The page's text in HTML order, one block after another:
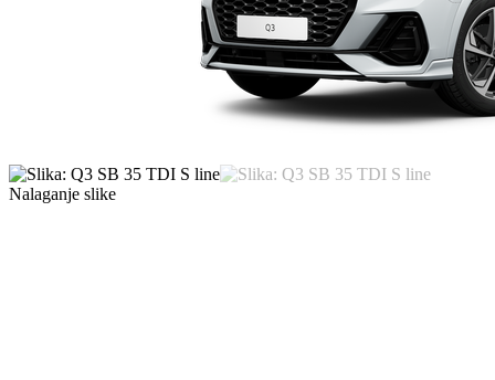
Nalaganje slike